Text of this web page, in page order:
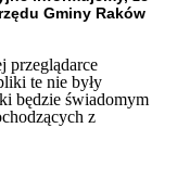
Gminy Raków
przeglądarce
te nie były
będzie świadomym
z